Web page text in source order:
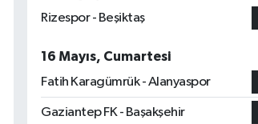
Rizespor - Beşiktaş
16 Mayıs, Cumartesi
Fatih Karagümrük - Alanyaspor
Gaziantep FK - Başakşehir